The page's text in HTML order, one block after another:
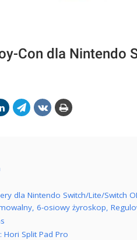
Con dla Nintendo
dla Nintendo Switch/Lite/Switch
6-osiowy żyroskop,
Hori Split Pad Pro